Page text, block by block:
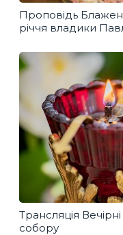
Проповідь
річчя владики
Трансляція
собору